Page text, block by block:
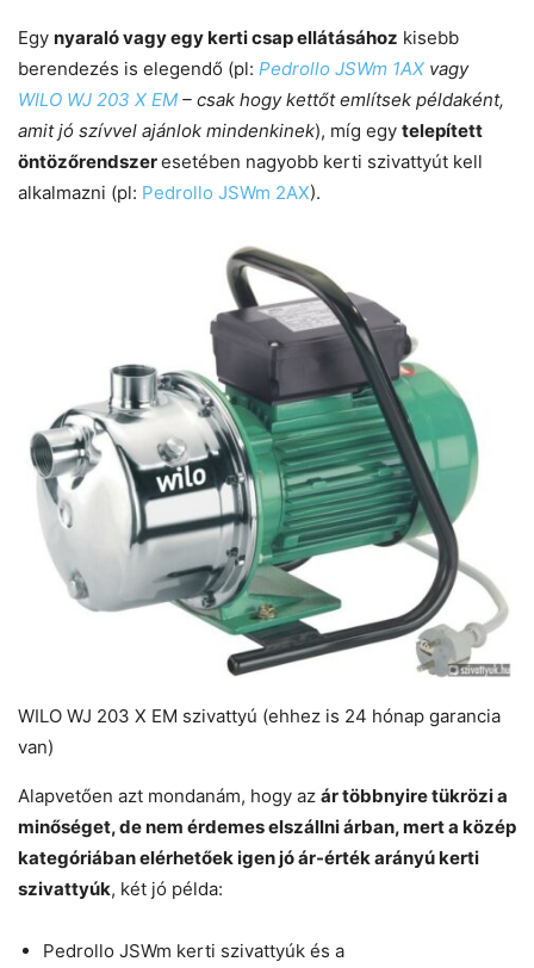
Egy nyaraló vagy egy kerti csap ellátásához kisebb
berendezés is elegendő (pl: Pedrollo JSWm 1AX vagy
WILO WJ 203 X EM – csak hogy kettőt említsek példaként,
amit jó szívvel ajánlok mindenkinek), míg egy telepített
öntözőrendszeresetében nagyobb kerti szivattyút kell
alkalmazni (pl: Pedrollo JSWm 2AX).
WILO WJ 203 X EM szivattyú (ehhez is 24 hónap garancia
van)
Alapvetően azt mondanám, hogy az ár többnyire tükrözi a
minőséget, de nem érdemes elszállni árban, mert a közép
kategóriában elérhetőek igen jó ár-érték arányú kerti
szivattyúk, két jó példa:
Pedrollo JSWm kerti szivattyúk és a